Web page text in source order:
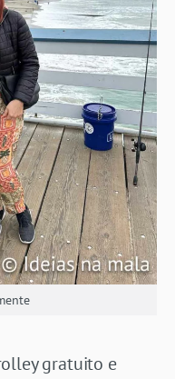
gratuito e